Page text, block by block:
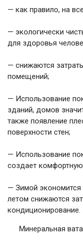
— как правило, на
— экологически
для здоровья
— снижаются
помещений;
— Использование
зданий, домов
также появление
поверхности стен;
— Использование
создает
— Зимой экономится
летом снижаются
кондиционирование.
Минеральная